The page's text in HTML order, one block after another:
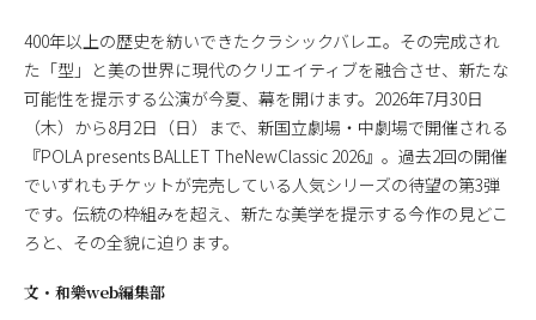
400年以上の歴史を紡いできたクラシックバレエ。その完成され
た「型」と美の世界に現代のクリエイティブを融合させ、新たな
可能性を提示する公演が今夏、幕を開けます。2026年7月30日
（木）から8月2日（日）まで、新国立劇場・中劇場で開催される
『POLA presents BALLET TheNewClassic 2026』。過去2回の開催
でいずれもチケットが完売している人気シリーズの待望の第3弾
です。伝統の枠組みを超え、新たな美学を提示する今作の見どこ
ろと、その全貌に迫ります。
文・ 和樂web編集部